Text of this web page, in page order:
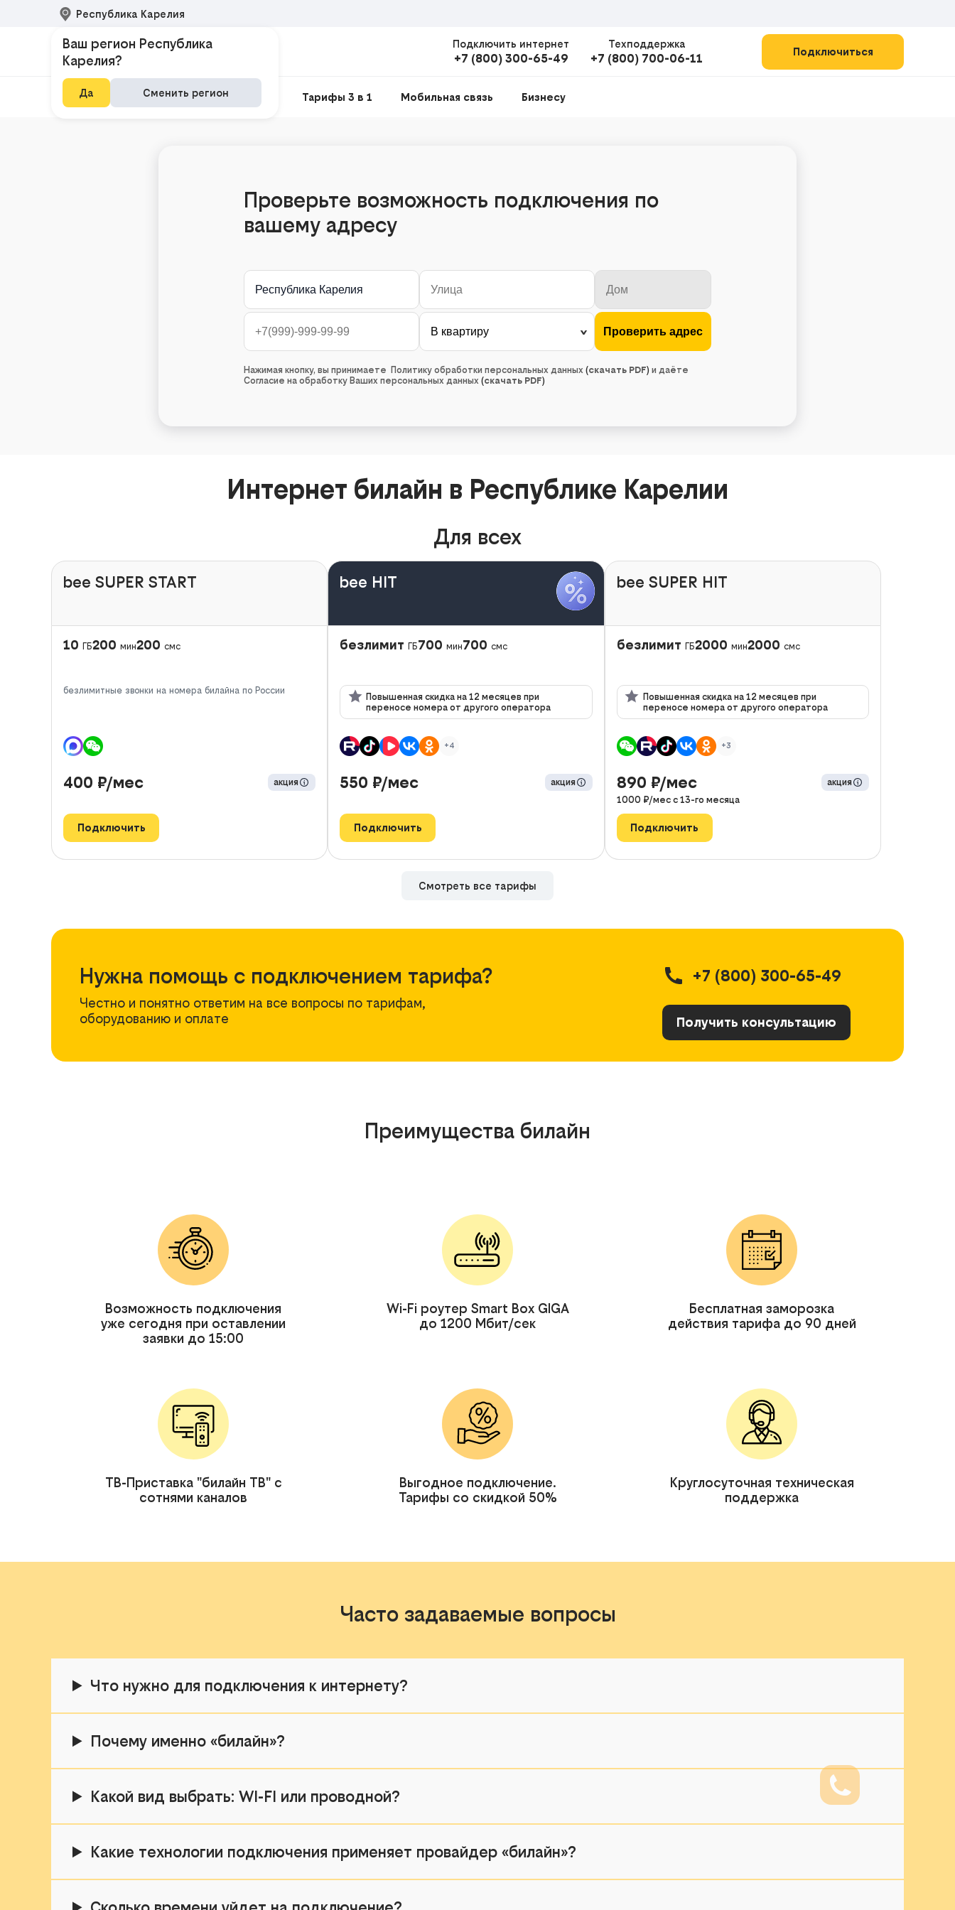
Республика Карелия
Подключить интернет
+7 (800) 300-65-49
Техподдержка
+7 (800) 700-06-11 Подключиться
Домашний интернет Интернет и ТВ Тарифы 3 в 1 Мобильная связь Бизнесу
Проверьте возможность подключения по
вашему адресу
Республика Карелия
Нажимая кнопку, вы принимаете Политику обработки персональных данных (скачать PDF) и даёте
Согласие на обработку Ваших персональных данных (скачать PDF)
Интернет билайн в Республике Карелии
Для всех
bee SUPER START
10 ГБ200 мин200 смс
безлимитные звонки на номера билайна по России
400 ₽/мес акция
Подключить
bee HIT
безлимит ГБ700 мин700 смс
Повышенная скидка на 12 месяцев при
переносе номера от другого оператора
+4
550 ₽/мес акция
Подключить
bee SUPER HIT
безлимит ГБ2000 мин2000 смс
Повышенная скидка на 12 месяцев при
переносе номера от другого оператора
+3
890 ₽/мес
акция
1000 ₽/мес с 13-го месяца
Подключить
Смотреть все тарифы
Нужна помощь с подключением тарифа?
Честно и понятно ответим на все вопросы по тарифам,
оборудованию и оплате
+7 (800) 300-65-49
Получить консультацию
Преимущества билайн
Возможность подключения
уже сегодня при оставлении
заявки до 15:00
Wi-Fi роутер Smart Box GIGA
до 1200 Мбит/сек
Бесплатная заморозка
действия тарифа до 90 дней
ТВ-Приставка "билайн ТВ" с
сотнями каналов
Выгодное подключение.
Тарифы со скидкой 50%
Круглосуточная техническая
поддержка
Часто задаваемые вопросы
Что нужно для подключения к интернету?
Почему именно «билайн»?
Какой вид выбрать: WI-FI или проводной?
Какие технологии подключения применяет провайдер «билайн»?
Ваш регион Республика
Карелия?
Да Сменить регион